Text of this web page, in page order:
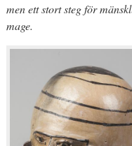
men ett stort steg för
mage.